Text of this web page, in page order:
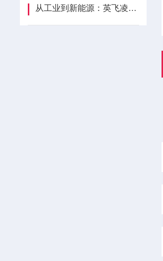
从工业到新能源：英飞凌二极管模块应用全解析